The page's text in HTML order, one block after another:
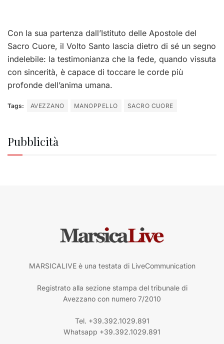
Con la sua partenza dall’Istituto delle Apostole del
Sacro Cuore, il Volto Santo lascia dietro di sé un segno
indelebile: la testimonianza che la fede, quando vissuta
con sincerità, è capace di toccare le corde più
profonde dell’anima umana.
Tags: AVEZZANO MANOPPELLO SACRO CUORE
Pubblicità
MARSICALIVE è una testata di LiveCommunication
Registrato alla sezione stampa del tribunale di
Avezzano con numero 7/2010
Tel. +39.392.1029.891
Whatsapp +39.392.1029.891